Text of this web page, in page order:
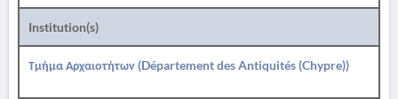
Institution(s)
Τμήμα Αρχαιοτήτων (Département des Antiquités (Chypre))